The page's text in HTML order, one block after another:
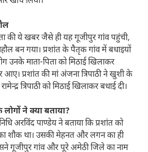
की ये खबर जैसे ही यह गूजीपुर गांव पहुंची,
बन गया। प्रशांत के पैतृक गांव में बधाइयों
उनके माता-पिता को मिठाई खिलाकर
प्रशांत की मां अंजना त्रिपाठी ने खुशी के
त्रिपाठी को मिठाई खिलाकर बधाई दी।
ने क्या बताया?
अरविंद पाण्डेय ने बताया कि प्रशांत को
शौक था। उसकी मेहनत और लगन का ही
गूजीपुर गांव और पूरे अमेठी जिले का नाम